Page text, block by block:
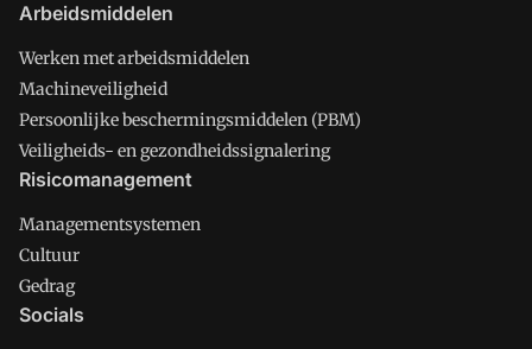
Arbeidsmiddelen
Werken met arbeidsmiddelen
Machineveiligheid
Persoonlijke beschermingsmiddelen (PBM)
Veiligheids- en gezondheidssignalering
Risicomanagement
Managementsystemen
Cultuur
Gedrag
Socials